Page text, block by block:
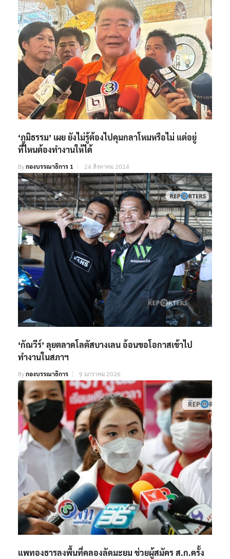
‘ภูมิธรรม’ เผย ยังไม่รู้ต้องไปคุมกลาโหมหรือไม่ แต่อยู่
ที่ไหนต้องทำงานให้ได้
Byกองบรรณาธิการ 1 24 สิงหาคม 2024
‘กัณวีร์’ ลุยตลาดโลตัสบางเลน อ้อนขอโอกาสเข้าไป
ทำงานในสภาฯ
Byกองบรรณาธิการ 9 มกราคม 2026
แพทองธารลงพื้นที่คลองลัดมะยม ช่วยผู้สมัคร ส.ก.ครั้ง